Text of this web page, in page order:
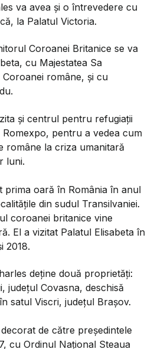
va avea şi o întrevedere cu
la Palatul Victoria.
Coroanei Britanice se va
cu Majestatea Sa
române, şi cu
și centrul pentru refugiaţii
pentru a vedea cum
române la criza umanitară
luni.
prima oară în România în anul
din sudul Transilvaniei.
coroanei britanice vine
El a vizitat Palatul Elisabeta în
2018.
deține două proprietăți:
judeţul Covasna, deschisă
satul Viscri, judeţul Braşov.
de către președintele
cu Ordinul Național Steaua